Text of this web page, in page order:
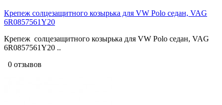
Крепеж солцезащитного козырька для VW Polo седан, VAG
6R0857561Y20
Крепеж солцезащитного козырька для VW Polo седан, VAG
6R0857561Y20 ..
0 отзывов